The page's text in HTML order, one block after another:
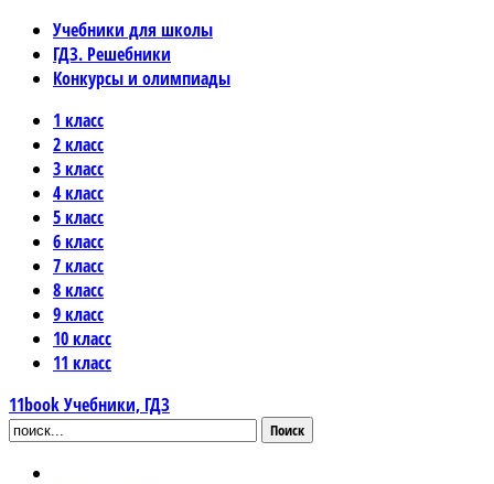
Учебники для школы
ГДЗ. Решебники
Конкурсы и олимпиады
1 класс
2 класс
3 класс
4 класс
5 класс
6 класс
7 класс
8 класс
9 класс
10 класс
11 класс
11bookУчебники, ГДЗ
Поиск